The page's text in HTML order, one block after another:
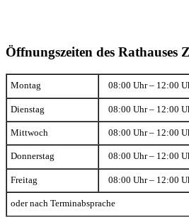
Öffnungszeiten des Rathauses
Montag 08:00 Uhr – 12:00
Dienstag 08:00 Uhr – 12:00
Mittwoch 08:00 Uhr – 12:00
Donnerstag 08:00 Uhr – 12:00
Freitag 08:00 Uhr – 12:00
oder nach Terminabsprache